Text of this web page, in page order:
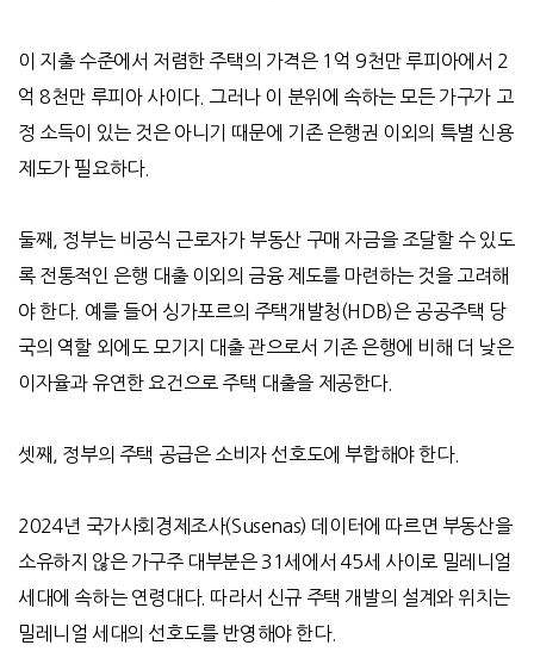
이 지출 수준에서 저렴한 주택의 가격은1 억 9천만 루피아에서 2
억 8천만 루피아 사이다.
그러나 이 분위에 속하는 모든 가구가 고
정 소득이 있는 것은 아니기 때문에 기존 은행권 이외의 특별 신용
제도가 필요하다.
둘째
정부는 비공식 근로자가 부동산 구매 자금을 조달할 수 있도
록 전통적인 은행 대출 이외의 금융 제도를 마련하는 것을 고려해
야 한다. 예를 들어 싱가포르의 주택개발청(HDB)은 공공주택 당
국의 역할 외에도 모기지 대출 관으로서 기존 은행에 비해 더 낮은
이자율과 유연한 요건으로 주택 대출을 제공한다.
셋째 정부의 주택 공급은 소비자 선호도에 부합해야 한다.
2024년 국가사회경제조사(Susenas) 데이터에 따르면 부동산을
소유하지 않은 가구주 대부분은 31세에서 45세 사이로 밀레니얼
세대에 속하는 연령대다. 따라서 신규 주택 개발의 설계와 위치는
밀레니얼 세대의 선호도를 반영해야 한다.